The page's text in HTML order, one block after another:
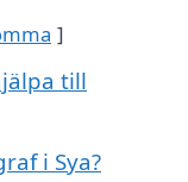
till
i Sya?